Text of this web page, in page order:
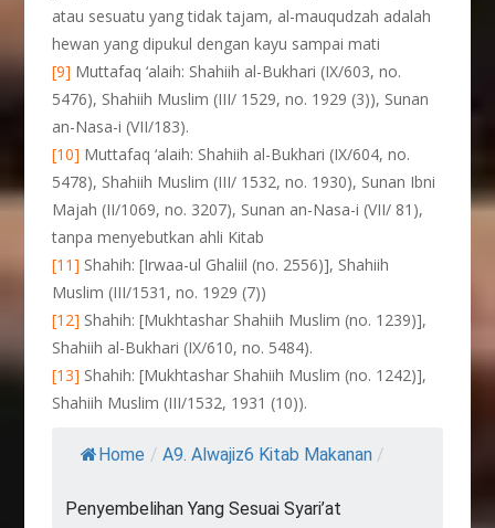
atau sesuatu yang tidak tajam, al-mauqudzah adalah
hewan yang dipukul dengan kayu sampai mati
[9] Muttafaq ‘alaih: Shahiih al-Bukhari (IX/603, no.
5476), Shahiih Muslim (III/ 1529, no. 1929 (3)), Sunan
an-Nasa-i (VII/183).
[10] Muttafaq ‘alaih: Shahiih al-Bukhari (IX/604, no.
5478), Shahiih Muslim (III/ 1532, no. 1930), Sunan Ibni
Majah (II/1069, no. 3207), Sunan an-Nasa-i (VII/ 81),
tanpa menyebutkan ahli Kitab
[11] Shahih: [Irwaa-ul Ghaliil (no. 2556)], Shahiih
Muslim (III/1531, no. 1929 (7))
[12] Shahih: [Mukhtashar Shahiih Muslim (no. 1239)],
Shahiih al-Bukhari (IX/610, no. 5484).
[13] Shahih: [Mukhtashar Shahiih Muslim (no. 1242)],
Shahiih Muslim (III/1532, 1931 (10)).
Home / A9. Alwajiz6 Kitab Makanan /
Penyembelihan Yang Sesuai Syari’at